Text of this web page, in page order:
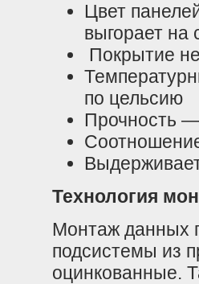
Цвет
выгорает на
Покрытие
по цельсию
Прочность —
Технология
Монтаж данных
подсистемы из
оцинкованные.